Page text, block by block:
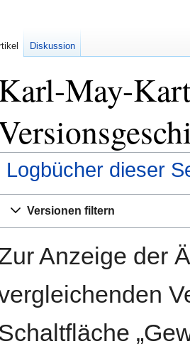
May-
Logbücher dieser
Navigation
Suche
Versionen filtern
Anzeige der
Diskussion